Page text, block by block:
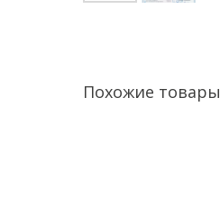
Похожие товары